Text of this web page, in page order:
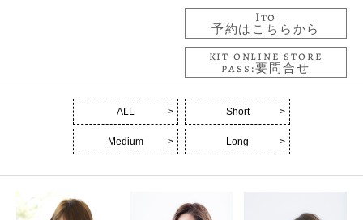
Ito
予約はこちらから
kit online store
pass:要問合せ
ALL Short
Medium Long